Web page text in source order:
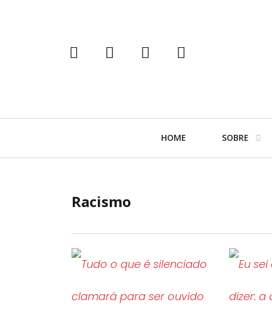
tumblr instagramfacebook
HOME SOBRE
Racismo